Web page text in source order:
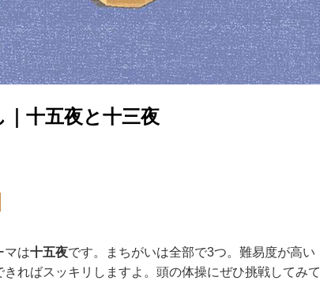
十五夜と十三夜
マは十五夜です。まちがいは全部で3つ。難易度が高い
ればスッキリしますよ。頭の体操にぜひ挑戦してみて